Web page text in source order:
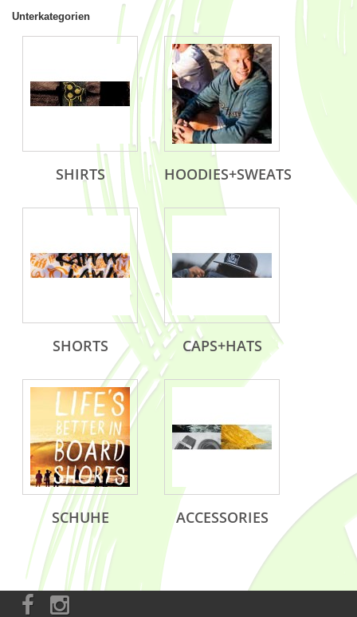
Unterkategorien
SHIRTS HOODIES+SWEATS
SHORTS CAPS+HATS
SCHUHE ACCESSORIES